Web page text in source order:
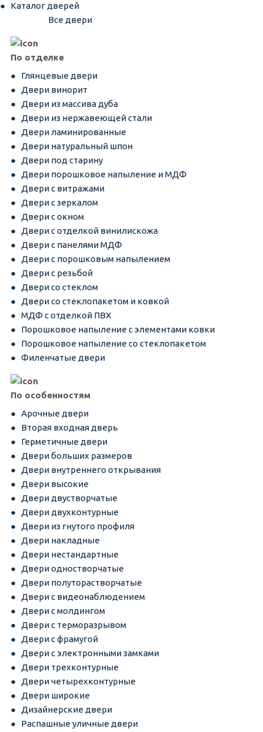
Каталог дверей
Все двери
По отделке
Глянцевые двери
Двери винорит
Двери из массива дуба
Двери из нержавеющей стали
Двери ламинированные
Двери натуральный шпон
Двери под старину
Двери порошковое напыление и МДФ
Двери с витражами
Двери с зеркалом
Двери с окном
Двери с отделкой винилискожа
Двери с панелями МДФ
Двери с порошковым напылением
Двери с резьбой
Двери со стеклом
Двери со стеклопакетом и ковкой
МДФ с отделкой ПВХ
Порошковое напыление с элементами ковки
Порошковое напыление со стеклопакетом
Филенчатые двери
По особенностям
Арочные двери
Вторая входная дверь
Герметичные двери
Двери больших размеров
Двери внутреннего открывания
Двери высокие
Двери двустворчатые
Двери двухконтурные
Двери из гнутого профиля
Двери накладные
Двери нестандартные
Двери одностворчатые
Двери полуторастворчатые
Двери с видеонаблюдением
Двери с молдингом
Двери с терморазрывом
Двери с фрамугой
Двери с электронными замками
Двери трехконтурные
Двери четырехконтурные
Двери широкие
Дизайнерские двери
Распашные уличные двери